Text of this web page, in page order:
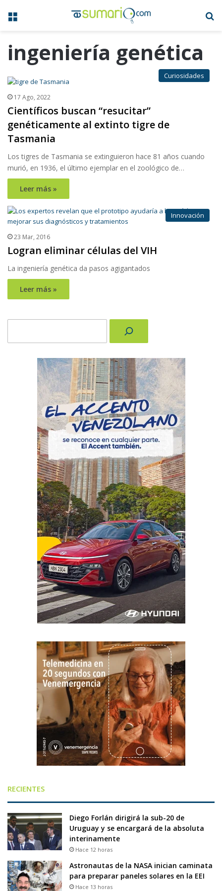
Menú
ingeniería genética
Curiosidades
17 Ago, 2022
Científicos buscan “resucitar”
genéticamente al extinto tigre de
Tasmania
Los tigres de Tasmania se extinguieron hace 81 años cuando
murió, en 1936, el último ejemplar en el zoológico de…
Leer más »
Innovación
23 Mar, 2016
Logran eliminar células del VIH
La ingeniería genética da pasos agigantados
Leer más »
RECIENTES
Diego Forlán dirigirá la sub-20 de
Uruguay y se encargará de la absoluta
interinamente
Hace 12 horas
Astronautas de la NASA inician caminata
para preparar paneles solares en la EEI
Hace 13 horas